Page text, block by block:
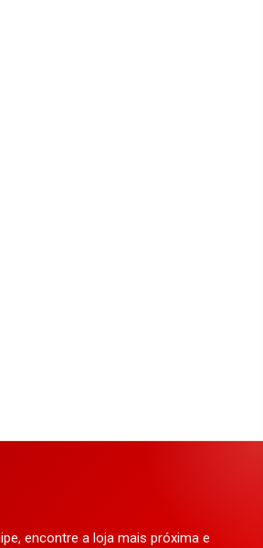
encontre a loja mais próxima e